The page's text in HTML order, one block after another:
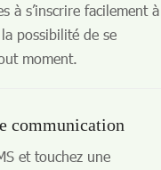
à s’inscrire facilement à
possibilité de se
moment.
communication
et touchez une